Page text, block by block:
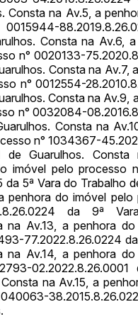
Consta na Av.5, a
Consta na Av.6,
n° 0020133-
Consta na Av.7,
n° 0012554-
Consta na Av.9,
n° 0032084-
Consta na
n° 1034367-
de Guarulhos. Consta
imóvel pelo processo
5ª Vara do Trabalho
penhora do imóvel pelo
da 9ª
na Av.13, a penhora
77.2022.8.26.0224
na Av.14, a penhora
na Av.15, a